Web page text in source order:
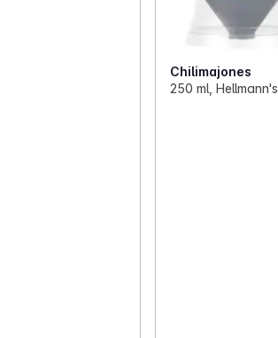
Chilimajones
250 ml, Hellmann's